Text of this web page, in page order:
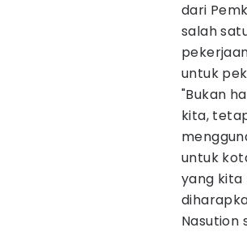
dari
salah
untuk
"Bukan
kita,
untuk
yang kita
Nasution